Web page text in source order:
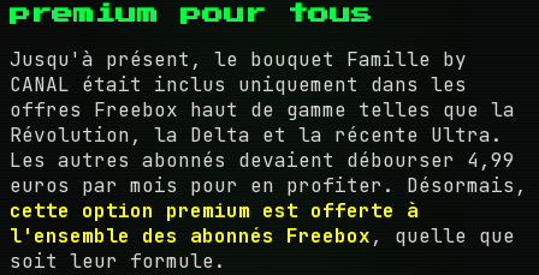
premium pour tous
Jusqu'à présent, le bouquet Famille by
CANAL était inclus uniquement dans les
offres Freebox haut de gamme telles que la
Révolution, la Delta et la récente Ultra.
Les autres abonnés devaient débourser 4,99
euros par mois pour en profiter. Désormais,
cette option premium est offerte à
l'ensemble des abonnés Freebox, quelle que
soit leur formule.